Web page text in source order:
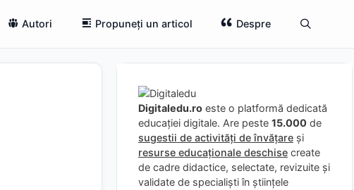
Autori Propuneți un articol Despre
Digitaledu.ro este o platformă dedicată
educației digitale. Are peste 15.000 de
sugestii de activități de învățare și
resurse educaționale deschise create
de cadre didactice, selectate, revizuite și
validate de specialiști în științele